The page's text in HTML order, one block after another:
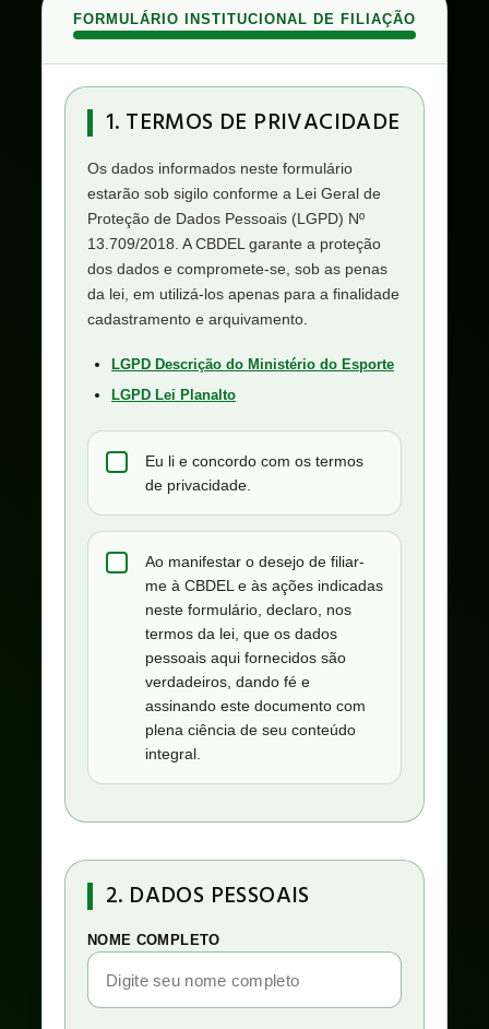
FORMULÁRIO INSTITUCIONAL DE FILIAÇÃO
1. TERMOS DE PRIVACIDADE
Os dados informados neste formulário
estarão sob sigilo conforme a Lei Geral de
Proteção de Dados Pessoais (LGPD) Nº
13.709/2018. A CBDEL garante a proteção
dos dados e compromete-se, sob as penas
da lei, em utilizá-los apenas para a finalidade
cadastramento e arquivamento.
LGPD Descrição do Ministério do Esporte
LGPD Lei Planalto
Eu li e concordo com os termos
de privacidade.
Ao manifestar o desejo de filiar-
me à CBDEL e às ações indicadas
neste formulário, declaro, nos
termos da lei, que os dados
pessoais aqui fornecidos são
verdadeiros, dando fé e
assinando este documento com
plena ciência de seu conteúdo
integral.
2. DADOS PESSOAIS
NOME COMPLETO